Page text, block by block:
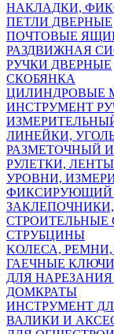
НАКЛАДКИ,
ПЕТЛИ ДВЕРНЫЕ
ПОЧТОВЫЕ
РАЗДВИЖНАЯ
РУЧКИ ДВЕРНЫЕ
СКОБЯНКА
ЦИЛИНДРОВЫЕ
ИНСТРУМЕНТ
ЛИНЕЙКИ,
РАЗМЕТОЧНЫЙ
РУЛЕТКИ,
УРОВНИ,
ФИКСИРУЮЩИЙ
СТРОИТЕЛЬНЫЕ
СТРУБЦИНЫ
KОЛЕСА,
ГАЕЧНЫЕ КЛЮЧИ
ДЛЯ НАРЕЗАНИЯ
ДОМКРАТЫ
ИНСТРУМЕНТ
ВАЛИКИ И